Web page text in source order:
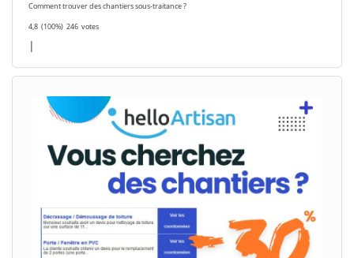
Comment trouver des chantiers sous-traitance ?
4,8 (100%) 246 votes
|